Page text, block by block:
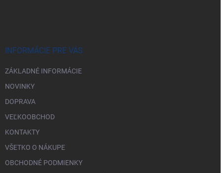
INFORMÁCIE PRE VÁS
ZÁKLADNÉ INFORMÁCIE
NOVINKY
DOPRAVA
VEĽKOOBCHOD
KONTAKTY
VŠETKO O NÁKUPE
OBCHODNÉ PODMIENKY